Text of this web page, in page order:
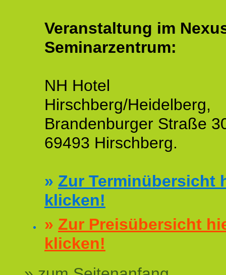
Veranstaltung im
Seminarzentrum:
NH Hotel
Hirschberg/Heidelberg,
Brandenburger Straße
69493 Hirschberg.
» Zur Terminübersicht
klicken!
» Zur Preisübersicht
klicken!